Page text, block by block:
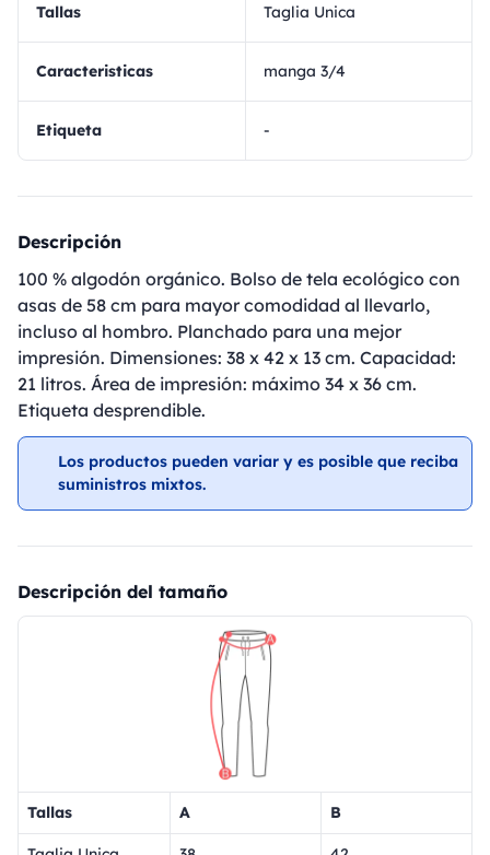
Tallas Taglia Unica
Caracteristicas manga 3/4
Etiqueta -
Descripción
100 % algodón orgánico. Bolso de tela ecológico con
asas de 58 cm para mayor comodidad al llevarlo,
incluso al hombro. Planchado para una mejor
impresión. Dimensiones: 38 x 42 x 13 cm. Capacidad:
21 litros. Área de impresión: máximo 34 x 36 cm.
Etiqueta desprendible.
Los productos pueden variar y es posible que reciba
suministros mixtos.
Descripción del tamaño
Tallas A B